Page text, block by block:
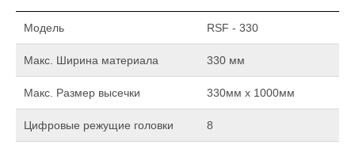
Модель RSF - 330
Макс. Ширина материала 330 мм
Макс. Размер высечки 330мм х 1000мм
Цифровые режущие головки 8